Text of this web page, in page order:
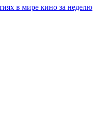
в мире кино за неделю